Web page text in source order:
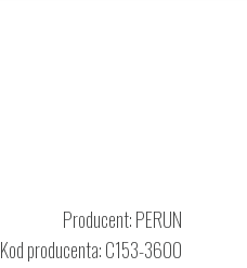
Producent:PERUN
Kod producenta: C153-3600